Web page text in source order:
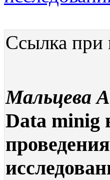
Ссылка при
Мальцева
Data minig